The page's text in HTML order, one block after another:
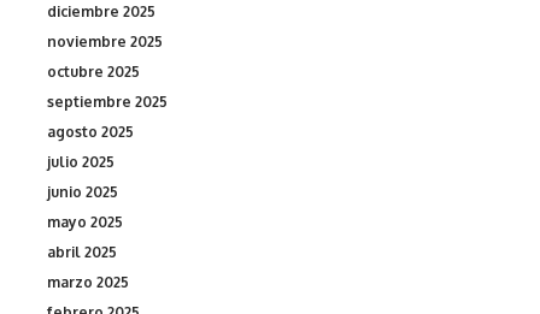
diciembre 2025
noviembre 2025
octubre 2025
septiembre 2025
agosto 2025
julio 2025
junio 2025
mayo 2025
abril 2025
marzo 2025